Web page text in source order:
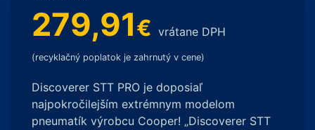
279,91€ vrátane DPH
(recyklačný poplatok je zahrnutý v cene)
Discoverer STT PRO je doposiaľ
najpokročilejším extrémnym modelom
pneumatík výrobcu Cooper! „Discoverer STT